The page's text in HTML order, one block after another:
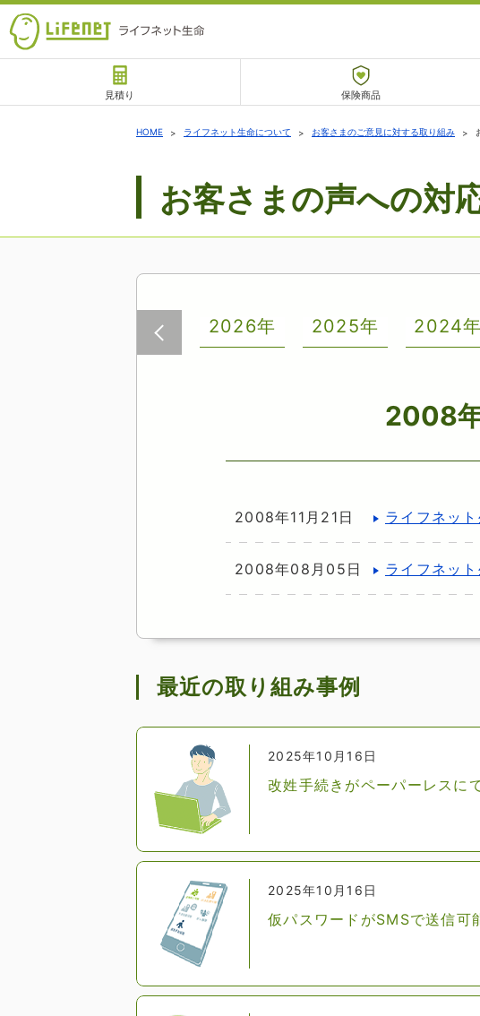
見積り 保険商品
チャットサポート
HOME ライフネット生命について お客さまのご意見に対する取り組み
お客さまの声への対
前へ2026年 2025年 2024年
2008
2008年11月21日 ライフネッ
2008年08月05日 ライフネッ
最近の取り組み事例
2025年10月16日
改姓手続きがペーパーレスに
2025年10月16日
仮パスワードがSMSで送信可